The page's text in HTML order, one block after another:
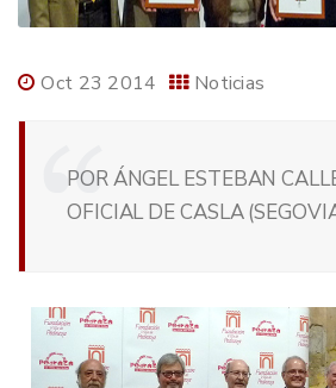
Oct 23 2014 Noticias
POR ÁNGEL ESTEBAN
OFICIAL DE CASLA